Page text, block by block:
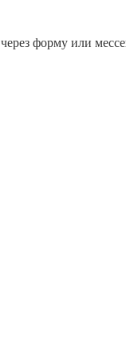
через форму или